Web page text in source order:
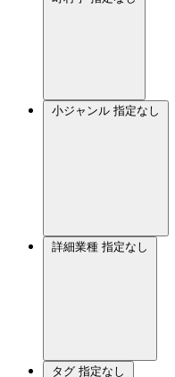
小ジャンル 指定なし
詳細業種 指定なし
タグ 指定なし